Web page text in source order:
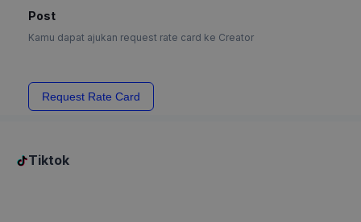
Post
Kamu dapat ajukan request rate card ke Creator
Request Rate Card
Tiktok